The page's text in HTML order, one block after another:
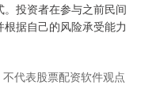
投资者在参与之前民间
据自己的风险承受能力
代表股票配资软件观点